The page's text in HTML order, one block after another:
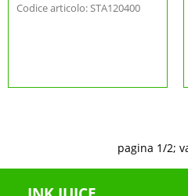
Codice articolo: STA120400
pagina 1/2;